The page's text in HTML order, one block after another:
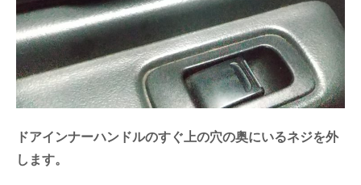
ドアインナーハンドルのすぐ上の穴の奥にいるネジを外
します。